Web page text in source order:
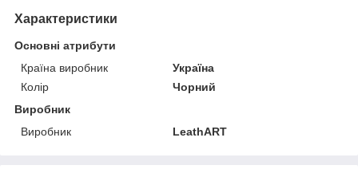
Характеристики
Основні атрибути
Країна виробник
Україна
Колір
Чорний
Виробник
Виробник
LeathART